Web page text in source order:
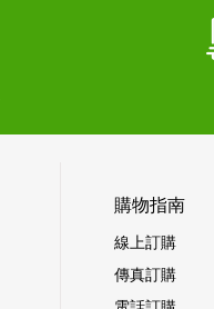
購物指南
線上訂購
傳真訂購